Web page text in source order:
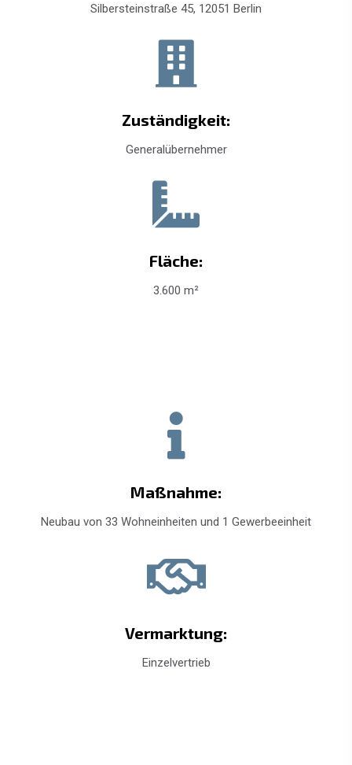
Silbersteinstraße 45, 12051 Berlin
Zuständigkeit:
Generalübernehmer
Fläche:
3.600 m²
Maßnahme:
Neubau von 33 Wohneinheiten und 1 Gewerbeeinheit
Vermarktung:
Einzelvertrieb